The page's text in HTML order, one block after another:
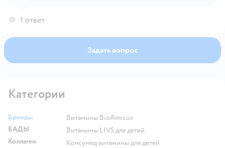
витаминов и 8 минералов. Создан специально для
иммунитета и повышения энергии, для правильного
формирования костной системы, для восполнения
Будьте здоровы! С уважением, команда GLF
1 ответ
Задать вопрос
Категории
Бренды
БАДЫ
Коллаген
Витамины BioAmicus
Витамины LIVS для детей
Консумед витамины для детей